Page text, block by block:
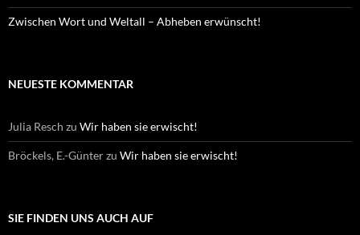
Zwischen Wort und Weltall – Abheben erwünscht!
NEUESTE KOMMENTAR
Julia Resch zu Wir haben sie erwischt!
Bröckels, E.-Günterzu Wir haben sie erwischt!
SIE FINDEN UNS AUCH AUF